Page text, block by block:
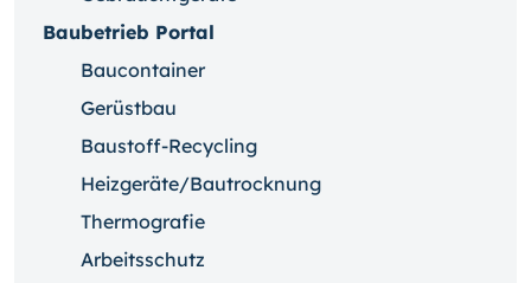
Baubetrieb Portal
Baucontainer
Gerüstbau
Baustoff-Recycling
Heizgeräte/Bautrocknung
Thermografie
Arbeitsschutz